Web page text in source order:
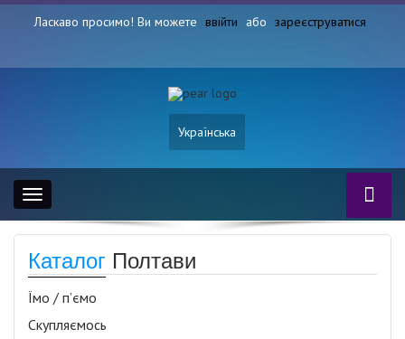
Ласкаво просимо! Ви можете ввійти або зареєструватися
Українська
Toggle
navigation
Каталог Полтави
Їмо / п’ємо
Скупляємось